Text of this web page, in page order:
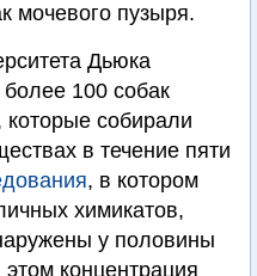
мочевого пузыря.
Дьюка
100 собак
которые собирали
в течение пяти
, в котором
химикатов,
у половины
концентрация